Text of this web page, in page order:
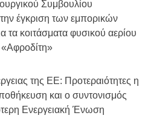
Συμβουλίου
έγκριση των εμπορικών
τα κοιτάσματα φυσικού αερίου
της ΕΕ: Προτεραιότητες η
και ο συντονισμός
Ενεργειακή Ένωση